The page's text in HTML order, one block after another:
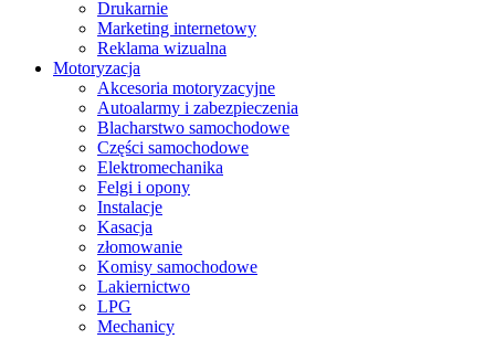
Drukarnie
Marketing internetowy
Reklama wizualna
Motoryzacja
Akcesoria motoryzacyjne
Autoalarmy i zabezpieczenia
Blacharstwo samochodowe
Części samochodowe
Elektromechanika
Felgi i opony
Instalacje
Kasacja
złomowanie
Komisy samochodowe
Lakiernictwo
LPG
Mechanicy